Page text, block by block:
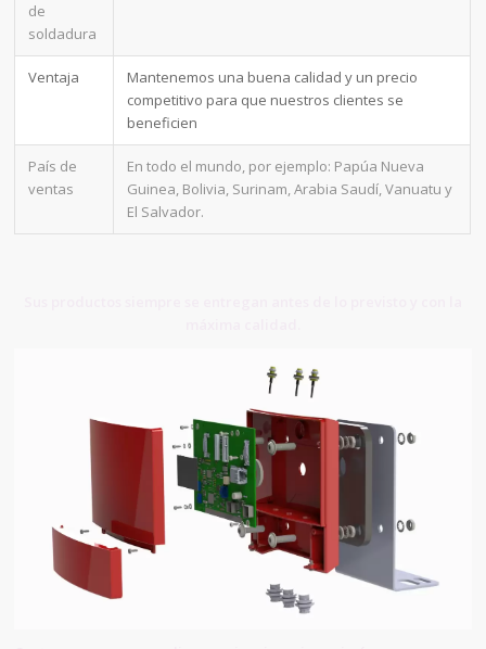
de
soldadura
Ventaja
Mantenemos una buena calidad y un precio
competitivo para que nuestros clientes se
beneficien
País de
ventas
En todo el mundo, por ejemplo: Papúa Nueva
Guinea, Bolivia, Surinam, Arabia Saudí, Vanuatu y
El Salvador.